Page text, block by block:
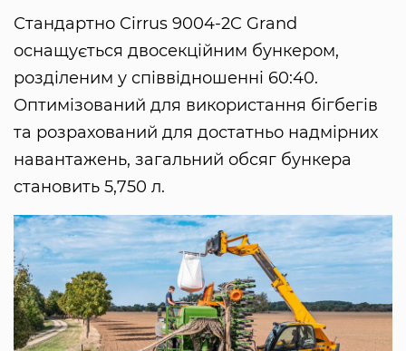
Стандартно Cirrus 9004-2C Grand
оснащується двосекційним бункером,
розділеним у співвідношенні 60:40.
Оптимізований для використання бігбегів
та розрахований для достатньо надмірних
навантажень, загальний обсяг бункера
становить 5,750 л.